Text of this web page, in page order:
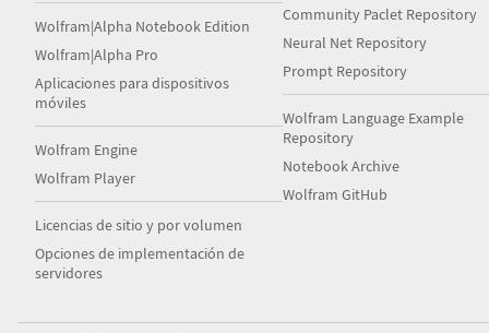
Wolfram|Alpha Notebook Edition
Wolfram|Alpha Pro
Aplicaciones para dispositivos
móviles
Wolfram Engine
Wolfram Player
Licencias de sitio y por volumen
Opciones de implementación de
servidores
Community Paclet Repository
Neural Net Repository
Prompt Repository
Wolfram Language Example
Repository
Notebook Archive
Wolfram GitHub